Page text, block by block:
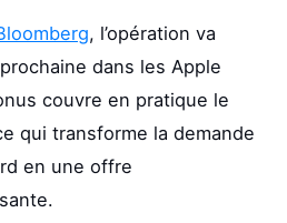
, l’opération va
dans les Apple
couvre en pratique le
qui transforme la demande
en une offre